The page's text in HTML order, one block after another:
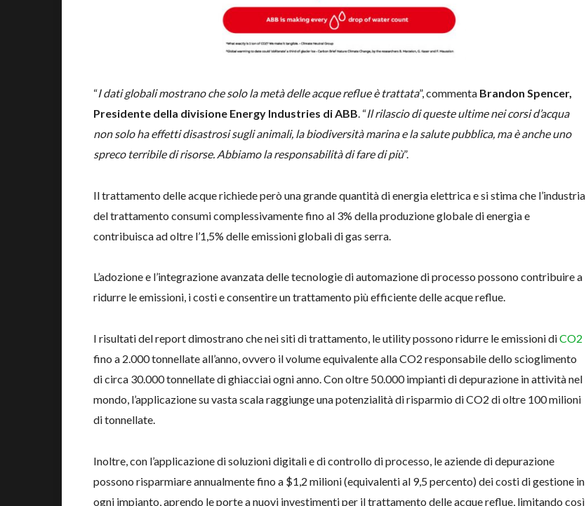
“I dati globali mostrano che solo la metà delle acque reflue è trattata”, commenta Brandon Spencer,
Presidente della divisione Energy Industries di ABB. “Il rilascio di queste ultime nei corsi d’acqua
non solo ha effetti disastrosi sugli animali, la biodiversità marina e la salute pubblica, ma è anche uno
spreco terribile di risorse. Abbiamo la responsabilità di fare di più”.
Il trattamento delle acque richiede però una grande quantità di energia elettrica e si stima che l’industria
del trattamento consumi complessivamente fino al 3% della produzione globale di energia e
contribuisca ad oltre l’1,5% delle emissioni globali di gas serra.
L’adozione e l’integrazione avanzata delle tecnologie di automazione di processo possono contribuire a
ridurre le emissioni, i costi e consentire un trattamento più efficiente delle acque reflue.
I risultati del report dimostrano che nei siti di trattamento, le utility possono ridurre le emissioni diCO2
fino a 2.000 tonnellate all’anno, ovvero il volume equivalente alla CO2 responsabile dello scioglimento
di circa 30.000 tonnellate di ghiacciai ogni anno. Con oltre 50.000 impianti di depurazione in attività nel
mondo, l’applicazione su vasta scala raggiunge una potenzialità di risparmio di CO2 di oltre 100 milioni
di tonnellate.
Inoltre, con l’applicazione di soluzioni digitali e di controllo di processo, le aziende di depurazione
possono risparmiare annualmente fino a $1,2 milioni (equivalenti al 9,5 percento) dei costi di gestione in
ogni impianto, aprendo le porte a nuovi investimenti per il trattamento delle acque reflue, limitando così